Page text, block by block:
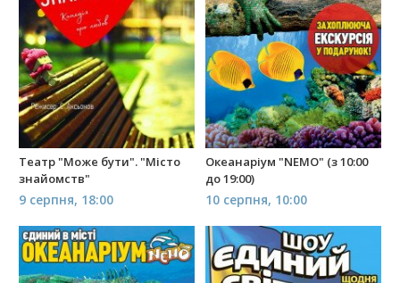
Театр "Може бути". "Місто
знайомств"
9 серпня, 18:00
Океанаріум "NEMO" (з 10:00
до 19:00)
10 серпня, 10:00